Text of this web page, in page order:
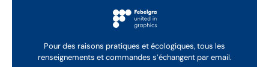
Pour des raisons pratiques et écologiques, tous les
renseignements et commandes s’échangent par email.